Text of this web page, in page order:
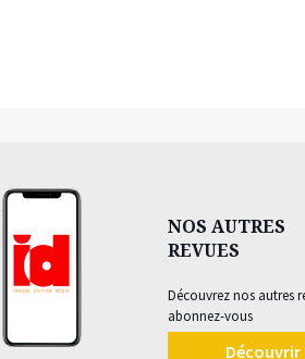
NOS AUTRES
REVUES
Découvrez nos autres
abonnez-vous
Découvrir